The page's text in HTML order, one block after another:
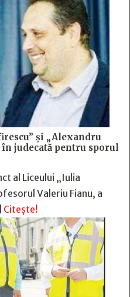
și „Alexandru
în judecată pentru sporul
al Liceului „Iulia
Valeriu Fianu, a
Citește!